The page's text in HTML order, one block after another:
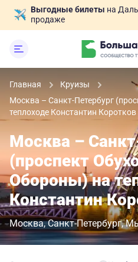
Выгодные билеты на
продаже
Главная
Круизы
Москва – Санкт-Петербург
теплоходе Константин Коротков
Москва –
(проспект
Обороны) на
Константин
Москва Санкт-Петербург